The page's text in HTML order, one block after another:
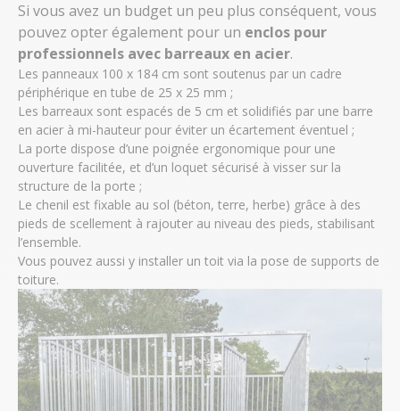
Si vous avez un budget un peu plus conséquent, vous
pouvez opter également pour un enclos pour
professionnels avec barreaux en acier.
Les panneaux 100 x 184 cm sont soutenus par un cadre
périphérique en tube de 25 x 25 mm ;
Les barreaux sont espacés de 5 cm et solidifiés par une barre
en acier à mi-hauteur pour éviter un écartement éventuel ;
La porte dispose d’une poignée ergonomique pour une
ouverture facilitée, et d’un loquet sécurisé à visser sur la
structure de la porte ;
Le chenil est fixable au sol (béton, terre, herbe) grâce à des
pieds de scellement à rajouter au niveau des pieds, stabilisant
l’ensemble.
Vous pouvez aussi y installer un toit via la pose de supports de
toiture.